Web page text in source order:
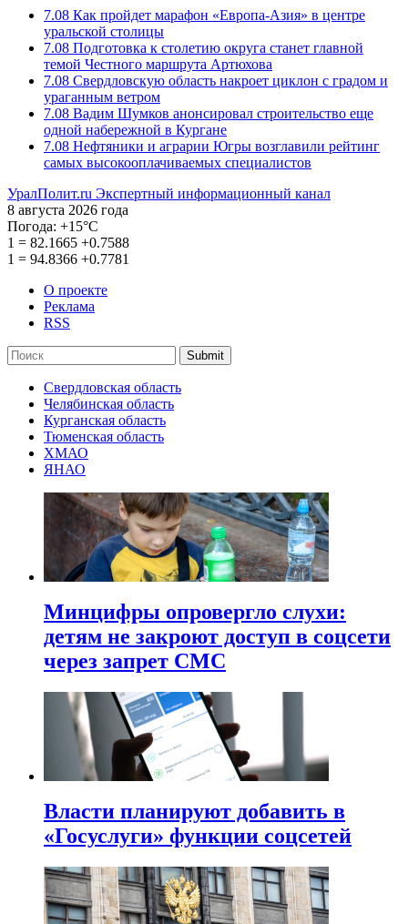
7.08 Как пройдет марафон «Европа-Азия» в центре
уральской столицы
7.08 Подготовка к столетию округа станет главной
темой Честного маршрута Артюхова
7.08 Свердловскую область накроет циклон с градом и
ураганным ветром
7.08 Вадим Шумков анонсировал строительство еще
одной набережной в Кургане
7.08 Нефтяники и аграрии Югры возглавили рейтинг
самых высокооплачиваемых специалистов
УралПолит.ru Экспертный информационный канал
8 августа 2026 года
Погода: +15°С
1 = 82.1665 +0.7588
1 = 94.8366 +0.7781
О проекте
Реклама
RSS
Submit
Свердловская область
Челябинская область
Курганская область
Тюменская область
ХМАО
ЯНАО
Минцифры опровергло слухи:
детям не закроют доступ в соцсети
через запрет СМС
Власти планируют добавить в
«Госуслуги» функции соцсетей